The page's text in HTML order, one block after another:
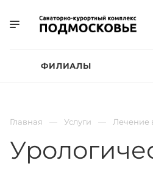
ФИЛИАЛЫ
Главная Услуги Лечение